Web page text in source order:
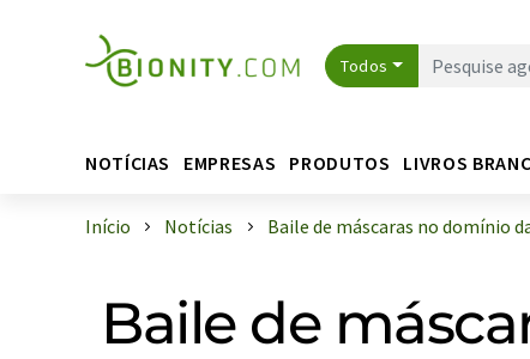
Todos
NOTÍCIAS EMPRESAS PRODUTOS LIVROS
Início Notícias Baile de máscaras no domínio
Baile de